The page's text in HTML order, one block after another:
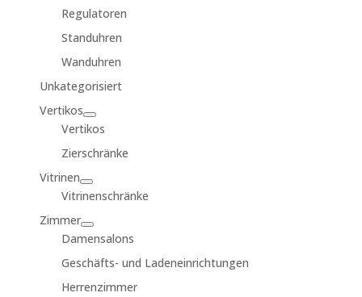
Regulatoren
Standuhren
Wanduhren
Unkategorisiert
Vertikos
Vertikos
Zierschränke
Vitrinen
Vitrinenschränke
Zimmer
Damensalons
Geschäfts- und Ladeneinrichtungen
Herrenzimmer